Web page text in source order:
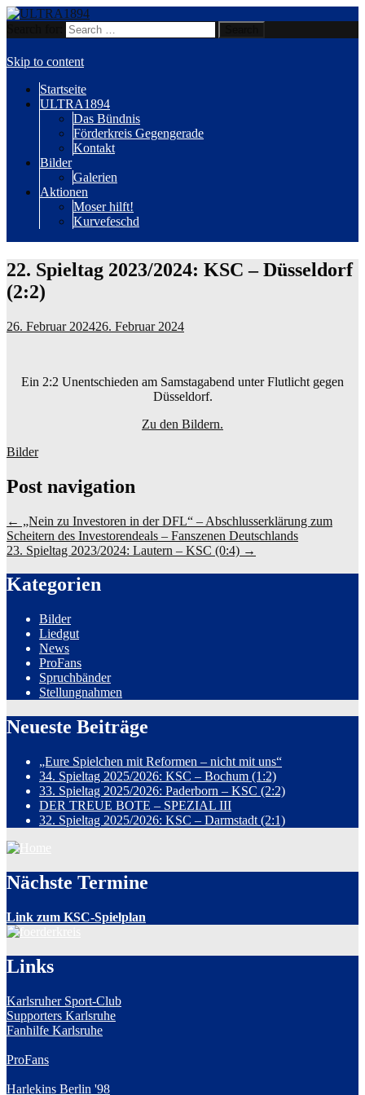
ULTRA1894
Skip to content
Startseite
ULTRA1894
Das Bündnis
Förderkreis Gegengerade
Kontakt
Bilder
Galerien
Aktionen
Moser hilft!
Kurvefeschd
22. Spieltag 2023/2024: KSC – Düsseldorf
(2:2)
26. Februar 202426. Februar 2024
Ein 2:2 Unentschieden am Samstagabend unter Flutlicht gegen
Düsseldorf.
Zu den Bildern.
Bilder
Post navigation
← „Nein zu Investoren in der DFL“ – Abschlusserklärung zum
Scheitern des Investorendeals – Fanszenen Deutschlands
23. Spieltag 2023/2024: Lautern – KSC (0:4) →
Kategorien
Bilder
Liedgut
News
ProFans
Spruchbänder
Stellungnahmen
Neueste Beiträge
„Eure Spielchen mit Reformen – nicht mit uns“
34. Spieltag 2025/2026: KSC – Bochum (1:2)
33. Spieltag 2025/2026: Paderborn – KSC (2:2)
DER TREUE BOTE – SPEZIAL III
32. Spieltag 2025/2026: KSC – Darmstadt (2:1)
Nächste Termine
Link zum KSC-Spielplan
Links
Karlsruher Sport-Club
Supporters Karlsruhe
Fanhilfe Karlsruhe
ProFans
Harlekins Berlin '98